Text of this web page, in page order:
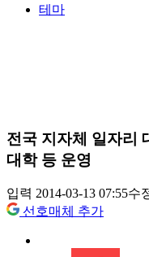
테마
전국 지자체 일자리
대학 등 운영
입력 2014-03-13 07:55수
선호매체 추가